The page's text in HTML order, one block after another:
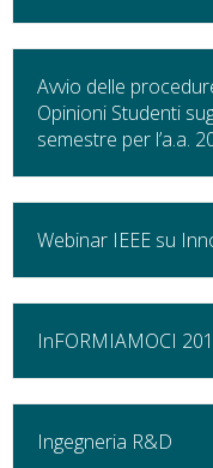
Avvio delle
Opinioni Studenti
semestre per l’a.a.
Webinar IEEE su
InFORMIAMOCI
Ingegneria R&D